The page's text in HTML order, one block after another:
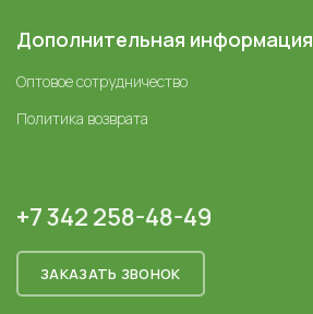
Дополнительная информация
Оптовое сотрудничество
Политика возврата
+7 342 258-48-49
ЗАКАЗАТЬ ЗВОНОК